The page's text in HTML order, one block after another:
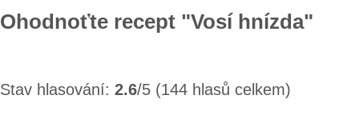
Ohodnoťte recept "Vosí hnízda"
Stav hlasování: 2.6/5 (144 hlasů celkem)